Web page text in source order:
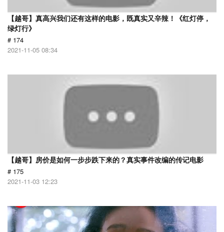
【越哥】真高兴我们还有这样的电影，既真实又辛辣！《红灯停，
绿灯行》
# 174
2021-11-05 08:34
【越哥】房价是如何一步步跌下来的？真实事件改编的传记电影
# 175
2021-11-03 12:23